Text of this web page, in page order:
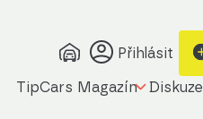
Přihlásit
TipCars Magazín Diskuze